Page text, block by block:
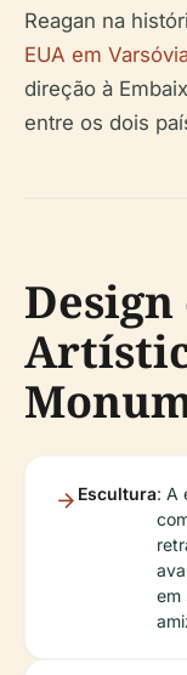
Reagan na
EUA em
direção à
entre os dois
Escultura: A
em